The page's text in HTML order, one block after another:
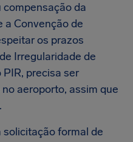
da
a Convenção de
os prazos
Irregularidade de
precisa ser
aeroporto, assim que
solicitação formal de